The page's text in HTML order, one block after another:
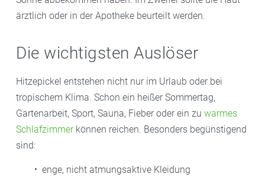
ärztlich oder in der Apotheke beurteilt werden.
Die wichtigsten Auslöser
Hitzepickel entstehen nicht nur im Urlaub oder bei
tropischem Klima. Schon ein heißer Sommertag,
Gartenarbeit, Sport, Sauna, Fieber oder ein zu warmes
Schlafzimmerkönnen reichen. Besonders begünstigend
sind:
enge, nicht atmungsaktive Kleidung